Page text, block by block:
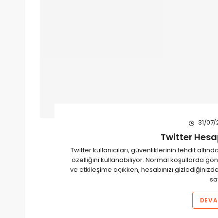
31/07/
Twitter
Twitter kullanıcıları, güvenliklerinin tehdit
özelliğini kullanabiliyor. Normal koşullarda
ve etkileşime açıkken, hesabınızı